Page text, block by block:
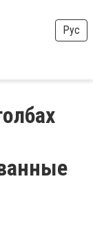
Рус